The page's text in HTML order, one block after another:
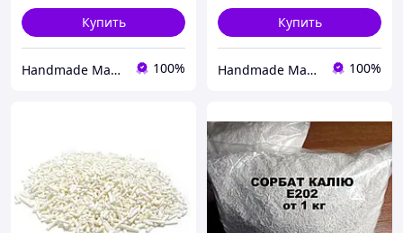
Купить
Handmade Market Kyiv 100%
Купить
Handmade Market Kyiv 100%